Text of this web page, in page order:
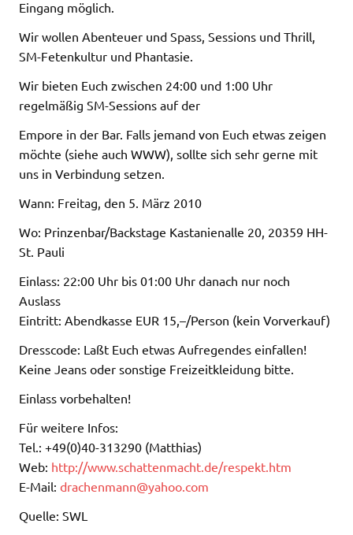
Eingang möglich.
Wir wollen Abenteuer und Spass, Sessions und Thrill,
SM-Fetenkultur und Phantasie.
Wir bieten Euch zwischen 24:00 und 1:00 Uhr
regelmäßig SM-Sessions auf der
Empore in der Bar. Falls jemand von Euch etwas zeigen
möchte (siehe auch WWW), sollte sich sehr gerne mit
uns in Verbindung setzen.
Wann: Freitag, den 5. März 2010
Wo: Prinzenbar/Backstage Kastanienalle 20, 20359 HH-
St. Pauli
Einlass: 22:00 Uhr bis 01:00 Uhr danach nur noch
Auslass
Eintritt: Abendkasse EUR 15,–/Person (kein Vorverkauf)
Dresscode: Laßt Euch etwas Aufregendes einfallen!
Keine Jeans oder sonstige Freizeitkleidung bitte.
Einlass vorbehalten!
Für weitere Infos:
Tel.: +49(0)40-313290 (Matthias)
Web: http://www.schattenmacht.de/respekt.htm
E-Mail: drachenmann@yahoo.com
Quelle: SWL